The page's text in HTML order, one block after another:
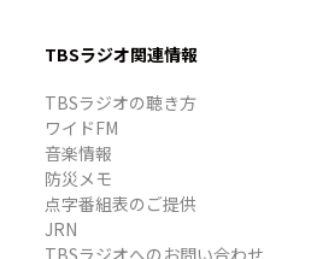
TBSラジオ関連情報
TBSラジオの聴き方
ワイドFM
音楽情報
防災メモ
点字番組表のご提供
JRN
TBSラジオへのお問い合わせ